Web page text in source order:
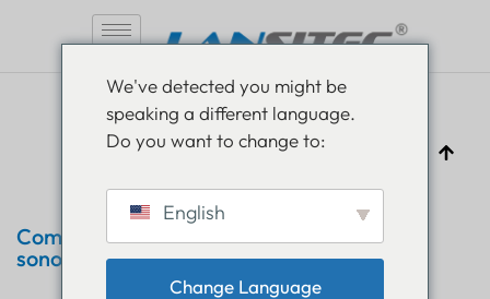
Como funciona a localização da fonte
sonora
We've detected you might be
speaking a different language.
Do you want to change to:
English
Change Language